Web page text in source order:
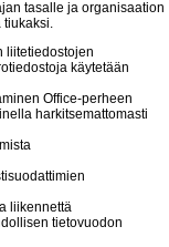
tasalle ja organisaation
tiukaksi.
liitetiedostojen
käytetään
Office-perheen
harkitsemattomasti
liikennettä
tietovuodon